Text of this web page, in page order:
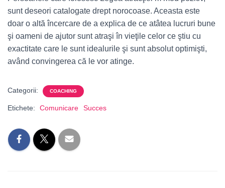
sunt deseori catalogate drept norocoase. Aceasta este
doar o altă încercare de a explica de ce atâtea lucruri bune
şi oameni de ajutor sunt atraşi în vieţile celor ce ştiu cu
exactitate care le sunt idealurile şi sunt absolut optimişti,
având convingerea că le vor atinge.
Categorii: COACHING
Etichete: Comunicare Succes